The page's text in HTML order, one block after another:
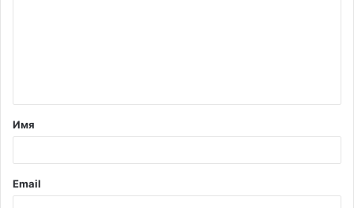
т
а
й
Имя
Email